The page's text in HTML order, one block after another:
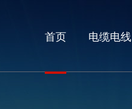
首页 电缆电线